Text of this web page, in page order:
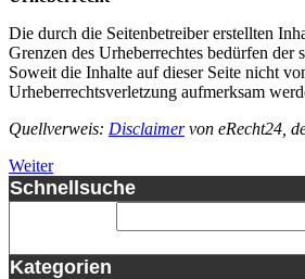
Die durch die Seitenbetreiber erstellten
Grenzen des Urheberrechtes bedürfen
Soweit die Inhalte auf dieser Seite nicht
Urheberrechtsverletzung aufmerksam
Quellverweis: Disclaimervon eRecht24,
Weiter
Schnellsuche
Kategorien